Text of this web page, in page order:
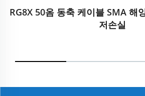
RG8X 50옴 동축 케이블 SMA 해
저손실